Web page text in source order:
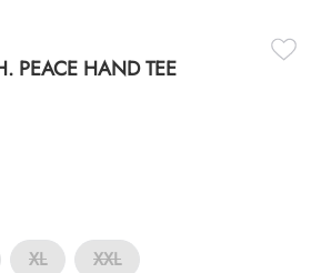
PEACE HAND TEE
XL XXL